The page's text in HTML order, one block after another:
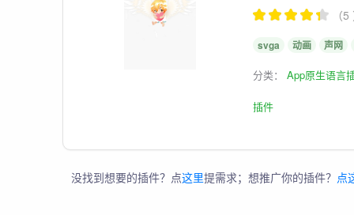
（
svga 动画 声网
分类：App原生语言
插件
没找到想要的插件？点这里提需求；想推广你的插件？ 点